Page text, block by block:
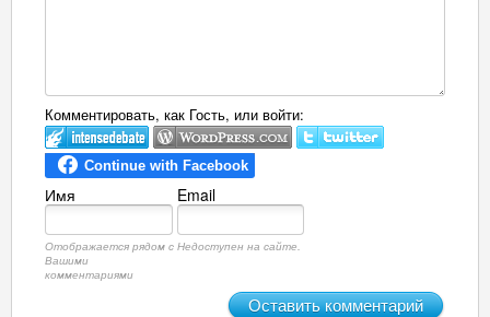
Комментировать, как Гость, или войти:
Имя Email
Отображается рядом с
Вашими
комментариями
Недоступен на сайте.
Оставить комментарий